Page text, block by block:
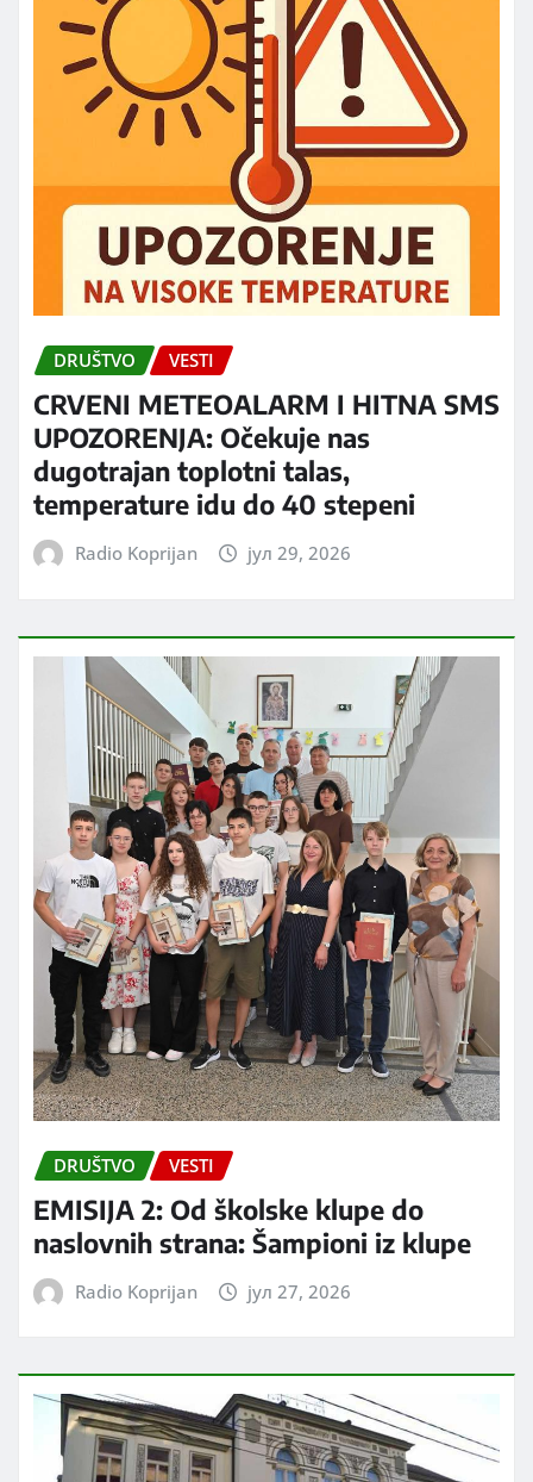
DRUŠTVO VESTI
CRVENI METEOALARM I HITNA SMS
UPOZORENJA: Očekuje nas
dugotrajan toplotni talas,
temperature idu do 40 stepeni
Radio Koprijan јул 29, 2026
DRUŠTVO VESTI
EMISIJA 2: Od školske klupe do
naslovnih strana: Šampioni iz klupe
Radio Koprijan јул 27, 2026